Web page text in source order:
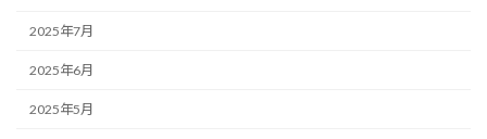
2025年7月
2025年6月
2025年5月